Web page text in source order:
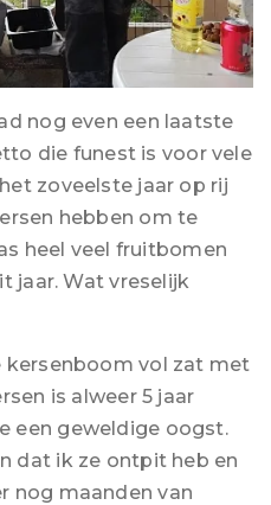
nog even een laatste
die funest is voor vele
zoveelste jaar op rij
hebben om te
heel veel fruitbomen
jaar. Wat vreselijk
kersenboom vol zat met
is alweer 5 jaar
een geweldige oogst.
dat ik ze ontpit heb en
nog maanden van